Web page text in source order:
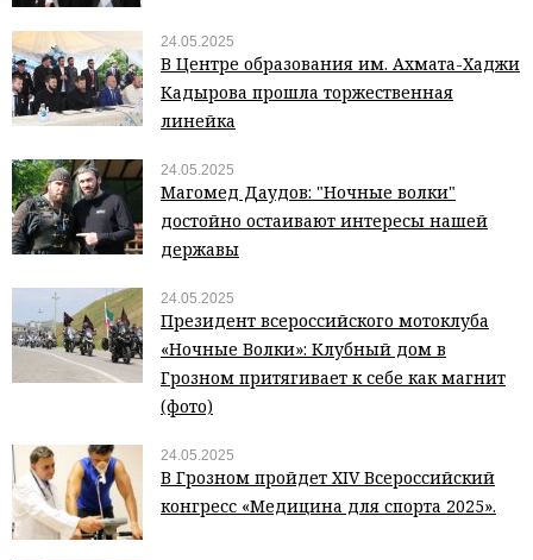
24.05.2025
В Центре образования им. Ахмата-Хаджи
Кадырова прошла торжественная
линейка
24.05.2025
Магомед Даудов: "Ночные волки"
достойно остаивают интересы нашей
державы
24.05.2025
Президент всероссийского мотоклуба
«Ночные Волки»: Клубный дом в
Грозном притягивает к себе как магнит
(фото)
24.05.2025
В Грозном пройдет XIV Всероссийский
конгресс «Медицина для спорта 2025».